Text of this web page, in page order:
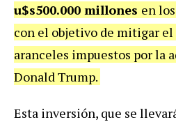
u$s500.000 millones en los
con el objetivo de mitigar el
aranceles impuestos por la
Donald Trump.
Esta inversión, que se